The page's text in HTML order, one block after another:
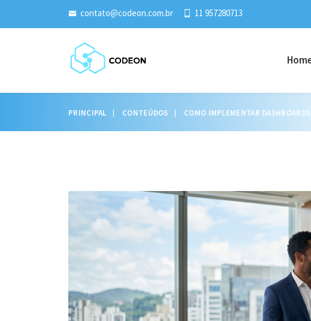
contato@codeon.com.br 11 957280713
PRINCIPAL CONTEÚDOS COMO IMPLEMENTAR